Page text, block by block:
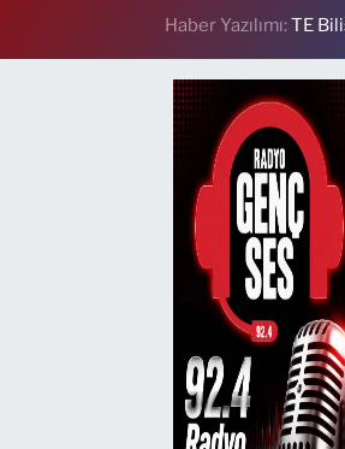
Haber Yazılımı:TE